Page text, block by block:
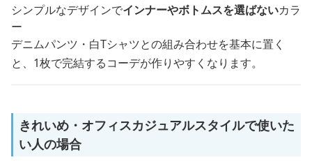
シンプルなデザインでインナーやボトムスを選ばないカラ
ー
デニムパンツ・白Tシャツとの組み合わせを基本に置く
と、1枚で完結するコーデが作りやすくなります。
きれいめ・オフィスカジュアルスタイルで使いた
い人の場合